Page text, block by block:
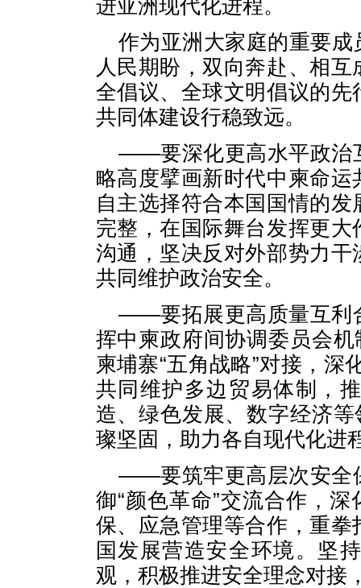
进亚洲现代化进程。
作为亚洲大家庭的重要
人民期盼，双向奔赴、相
全倡议、全球文明倡议的
共同体建设行稳致远。
——要深化更高水平政治
略高度擘画新时代中柬命
自主选择符合本国国情的
完整，在国际舞台发挥更
沟通，坚决反对外部势力
共同维护政治安全。
——要拓展更高质量互利
挥中柬政府间协调委员会
柬埔寨“五角战略”对接，深
共同维护多边贸易体制，
造、绿色发展、数字经济
璨坚固，助力各自现代化进
——要筑牢更高层次安全
御“颜色革命”交流合作，
保、应急管理等合作，重
国发展营造安全环境。坚
观，积极推进安全理念对接